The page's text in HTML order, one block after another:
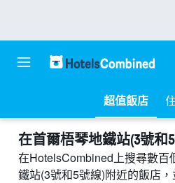
超值飯店
在首爾梧琴地鐵站(3號和
在HotelsCombined上搜尋數百
鐵站(3號和5號線)附近的飯店，